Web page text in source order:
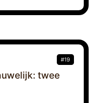
#19
twee